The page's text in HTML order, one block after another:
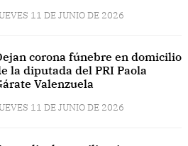
11 DE JUNIO DE 2026
corona fúnebre en domicilio
la diputada del PRI Paola
Valenzuela
11 DE JUNIO DE 2026